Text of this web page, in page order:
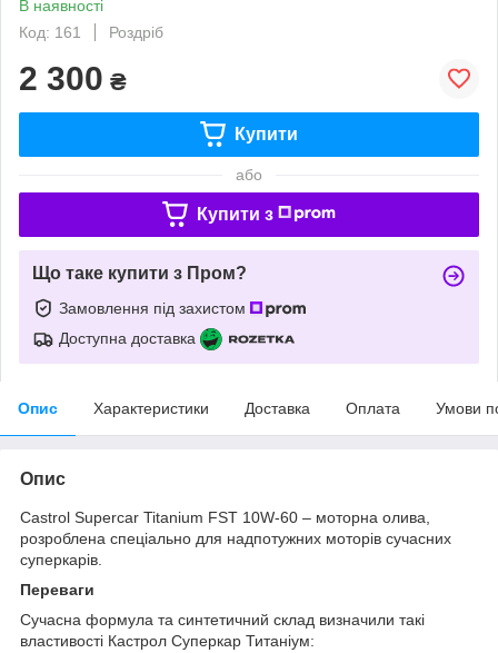
В наявності
Код: 161
Роздріб
2 300 ₴
Купити
або
Купити з
Що таке купити з Пром?
Замовлення під захистом
Доступна доставка
Опис Характеристики Доставка Оплата Умови
Опис
Castrol Supercar Titanium FST 10W-60 – моторна олива,
розроблена спеціально для надпотужних моторів сучасних
суперкарів.
Переваги
Сучасна формула та синтетичний склад визначили такі
властивості Кастрол Суперкар Титаніум: